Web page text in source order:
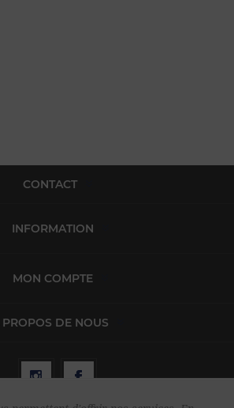
CONTACT
INFORMATION
MON COMPTE
DE NOUS